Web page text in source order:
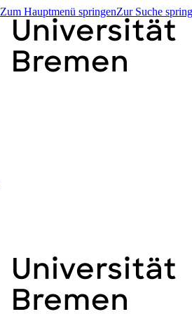
Zum Hauptmenü springenZur Suche